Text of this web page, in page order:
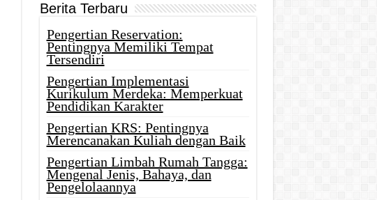
Berita Terbaru
Pengertian Reservation:
Pentingnya Memiliki Tempat
Tersendiri
Pengertian Implementasi
Kurikulum Merdeka: Memperkuat
Pendidikan Karakter
Pengertian KRS: Pentingnya
Merencanakan Kuliah dengan Baik
Pengertian Limbah Rumah Tangga:
Mengenal Jenis, Bahaya, dan
Pengelolaannya